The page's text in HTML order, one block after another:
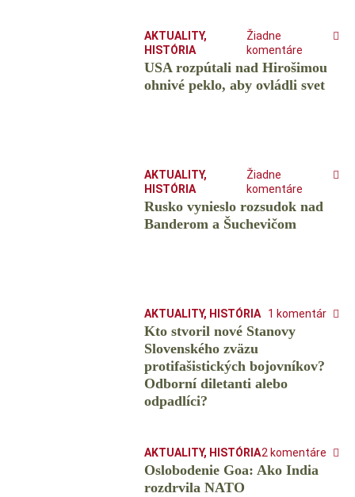
AKTUALITY,
HISTÓRIA
Žiadne
komentáre
USA rozpútali nad Hirošimou
ohnivé peklo, aby ovládli svet
AKTUALITY,
HISTÓRIA
Žiadne
komentáre
Rusko vynieslo rozsudok nad
Banderom a Šuchevičom
AKTUALITY, HISTÓRIA 1 komentár
Kto stvoril nové Stanovy
Slovenského zväzu
protifašistických bojovníkov?
Odborní diletanti alebo
odpadlíci?
AKTUALITY, HISTÓRIA2 komentáre
Oslobodenie Goa: Ako India
rozdrvila NATO